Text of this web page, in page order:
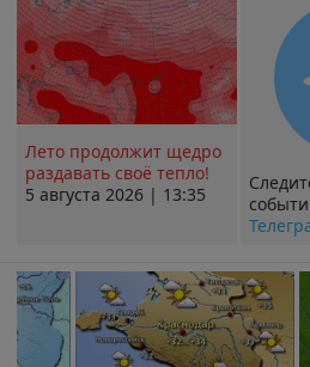
Лето продолжит щедро
раздавать своё тепло!
5 августа 2026 | 13:35